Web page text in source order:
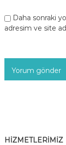
Daha sonraki
adresim ve site
HİZMETLERİMİZ